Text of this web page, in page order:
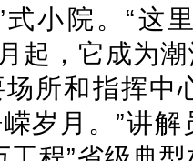
式小院。“这
起，它成为
所和指挥中
岁月。”讲